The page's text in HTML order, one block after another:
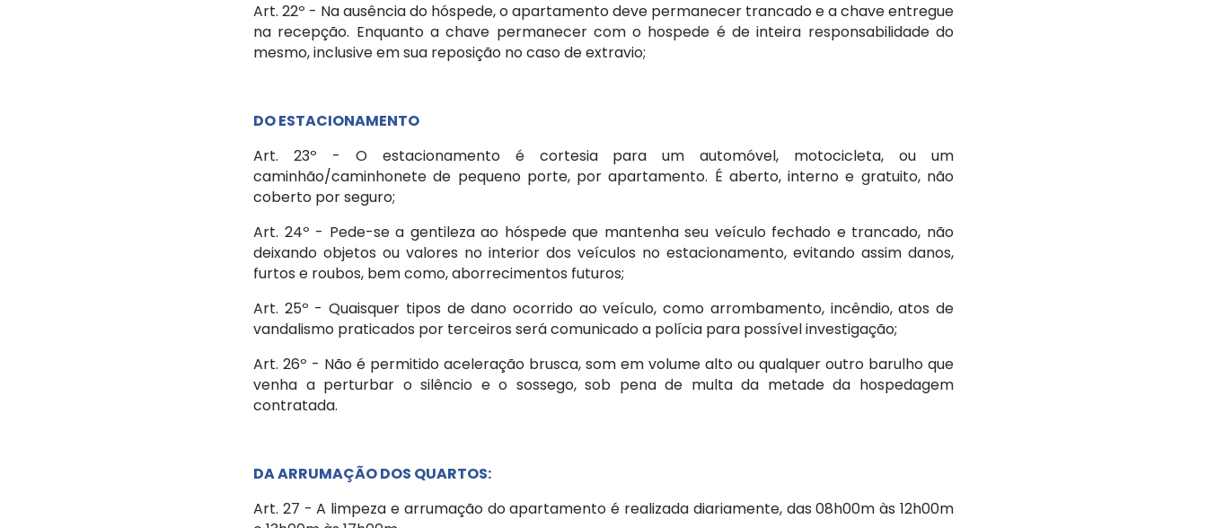
Art. 22º - Na ausência do hóspede, o apartamento deve permanecer trancado e a chave entregue
na recepção. Enquanto a chave permanecer com o hospede é de inteira responsabilidade do
mesmo, inclusive em sua reposição no caso de extravio;
DO ESTACIONAMENTO
Art. 23º - O estacionamento é cortesia para um automóvel, motocicleta, ou um
caminhão/caminhonete de pequeno porte, por apartamento. É aberto, interno e gratuito, não
coberto por seguro;
Art. 24º - Pede-se a gentileza ao hóspede que mantenha seu veículo fechado e trancado, não
deixando objetos ou valores no interior dos veículos no estacionamento, evitando assim danos,
furtos e roubos, bem como, aborrecimentos futuros;
Art. 25º - Quaisquer tipos de dano ocorrido ao veículo, como arrombamento, incêndio, atos de
vandalismo praticados por terceiros será comunicado a polícia para possível investigação;
Art. 26º - Não é permitido aceleração brusca, som em volume alto ou qualquer outro barulho que
venha a perturbar o silêncio e o sossego, sob pena de multa da metade da hospedagem
contratada.
DA ARRUMAÇÃO DOS QUARTOS:
Art. 27 - A limpeza e arrumação do apartamento é realizada diariamente, das 08h00m às 12h00m